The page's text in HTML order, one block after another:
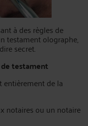
à des règles de
testament olographe,
secret.
testament
entièrement de la
notaires ou un notaire